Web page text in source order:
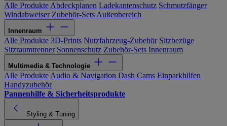
Alle Produkte Abdeckplanen Ladekantenschutz Schmutzfänger
Windabweiser Zubehör-Sets Außenbereich
Innenraum
Alle Produkte 3D-Prints Nutzfahrzeug-Zubehör Sitzbezüge
Sitzraumtrenner Sonnenschutz Zubehör-Sets Innenraum
Multimedia & Technologie
Alle Produkte Audio & Navigation Dash Cams Einparkhilfen
Handyzubehör
Pannenhilfe & Sicherheitsprodukte
Styling & Tuning